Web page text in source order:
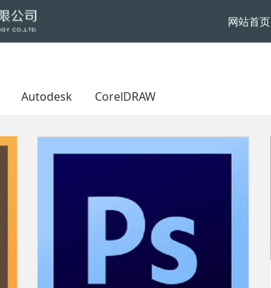
网站首页
Autodesk CorelDRAW